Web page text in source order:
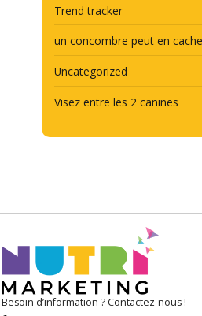
Trend tracker
un concombre peut en
Uncategorized
Visez entre les 2 canines
Besoin d’information ? Contactez-nous !